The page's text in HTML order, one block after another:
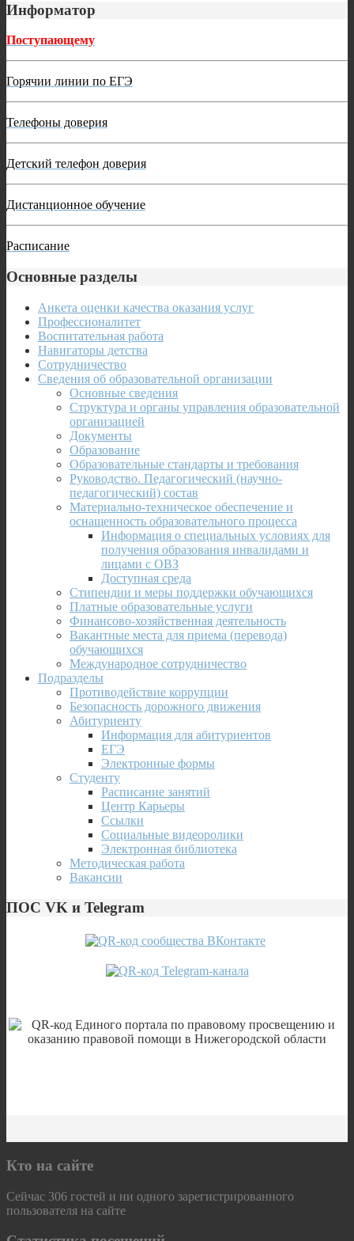
Информатор
Поступающему
Горячии линии по ЕГЭ
Телефоны доверия
Детский телефон доверия
Дистанционное обучение
Расписание
Основные разделы
Анкета оценки качества оказания услуг
Профессионалитет
Воспитательная работа
Навигаторы детства
Сотрудничество
Сведения об образовательной организации
Основные сведения
Структура и органы управления образовательной
организацией
Документы
Образование
Образовательные стандарты и требования
Руководство. Педагогический (научно-
педагогический) состав
Материально-техническое обеспечение и
оснащенность образовательного процесса
Информация о специальных условиях для
получения образования инвалидами и
лицами с ОВЗ
Доступная среда
Стипендии и меры поддержки обучающихся
Платные образовательные услуги
Финансово-хозяйственная деятельность
Вакантные места для приема (перевода)
обучающихся
Международное сотрудничество
Подразделы
Противодействие коррупции
Безопасность дорожного движения
Абитуриенту
Информация для абитуриентов
ЕГЭ
Электронные формы
Студенту
Расписание занятий
Центр Карьеры
Ссылки
Социальные видеоролики
Электронная библиотека
Методическая работа
Вакансии
ПОС VK и Telegram
Кто на сайте
Сейчас 306 гостей и ни одного зарегистрированного
пользователя на сайте